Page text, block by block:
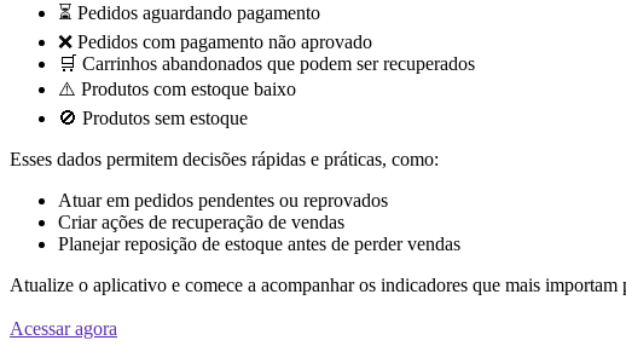
⏳ Pedidos aguardando pagamento
❌ Pedidos com pagamento não aprovado
🛒 Carrinhos abandonados que podem ser recuperados
⚠️ Produtos com estoque baixo
🚫 Produtos sem estoque
Esses dados permitem decisões rápidas e práticas, como:
Atuar em pedidos pendentes ou reprovados
Criar ações de recuperação de vendas
Planejar reposição de estoque antes de perder vendas
Atualize o aplicativo e comece a acompanhar os indicadores que mais importam
Acessar agora